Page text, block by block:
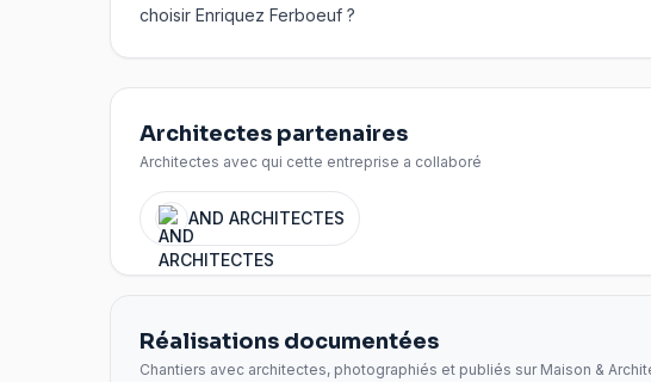
choisir Enriquez Ferboeuf ?
Architectes partenaires
Architectes avec qui cette entreprise a collaboré
AND ARCHITECTES
Réalisations documentées
Chantiers avec architectes, photographiés et publiés sur Maison &